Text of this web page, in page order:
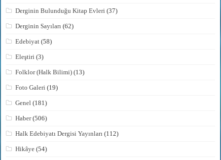
Derginin Bulunduğu Kitap Evleri (37)
Derginin Sayıları (62)
Edebiyat (58)
Eleştiri (3)
Folklor (Halk Bilimi) (13)
Foto Galeri (19)
Genel (181)
Haber(506)
Halk Edebiyatı Dergisi Yayınları (112)
Hikâye (54)